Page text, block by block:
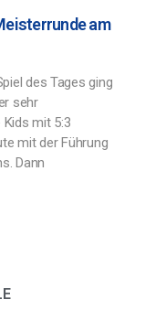
am
des Tages ging
sehr
mit 5:3
mit der Führung
Dann